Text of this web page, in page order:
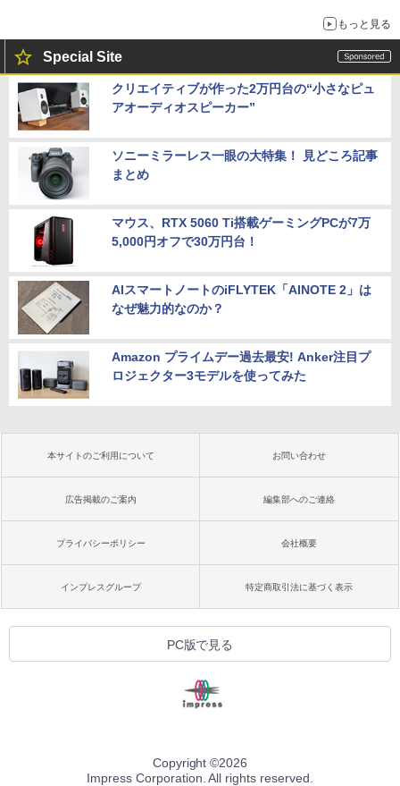
もっと見る
Special Site
クリエイティブが作った2万円台の“小さなピュ
アオーディオスピーカー”
ソニーミラーレス一眼の大特集！ 見どころ記事
まとめ
マウス、RTX 5060 Ti搭載ゲーミングPCが7万
5,000円オフで30万円台！
AIスマートノートのiFLYTEK「AINOTE 2」は
なぜ魅力的なのか？
Amazon プライムデー過去最安! Anker注目プ
ロジェクター3モデルを使ってみた
本サイトのご利用について お問い合わせ
広告掲載のご案内 編集部へのご連絡
プライバシーポリシー 会社概要
インプレスグループ 特定商取引法に基づく表示
PC版で見る
Copyright ©2026
Impress Corporation. All rights reserved.